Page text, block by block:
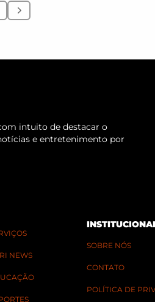
Próximo
intuito de destacar o
e entretenimento por
NEWS
SOBRE NÓS
CONTATO
POLÍTICA DE